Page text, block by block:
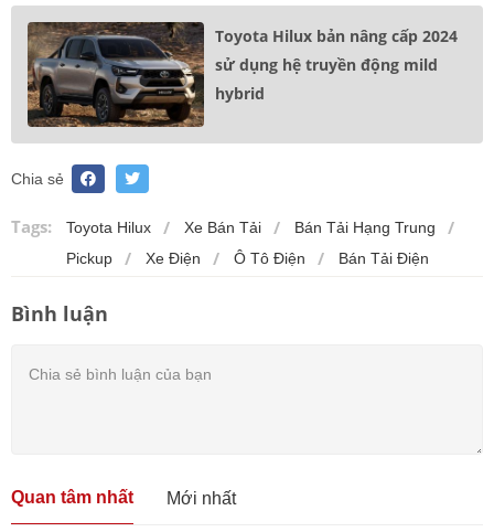
Toyota Hilux bản nâng cấp 2024
sử dụng hệ truyền động mild
hybrid
Chia sẻ
Tags: Toyota Hilux Xe Bán Tải
Bán Tải Hạng Trung
Pickup
Xe Điện Ô Tô Điện Bán Tải Điện
Bình luận
Quan tâm nhất Mới nhất